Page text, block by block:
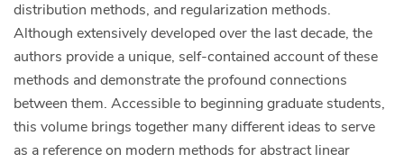
distribution methods, and regularization methods.
Although extensively developed over the last decade, the
authors provide a unique, self-contained account of these
methods and demonstrate the profound connections
between them. Accessible to beginning graduate students,
this volume brings together many different ideas to serve
as a reference on modern methods for abstract linear